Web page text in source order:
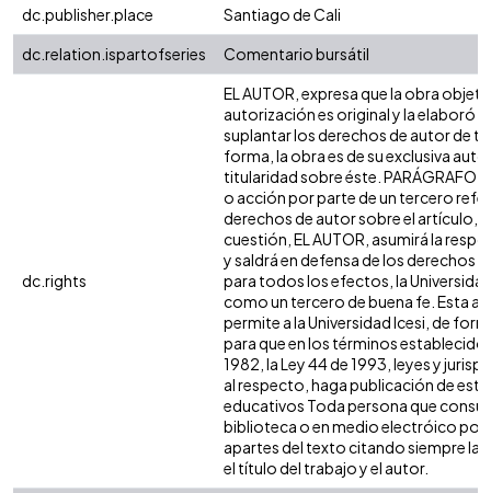
dc.publisher.place
Santiago de Cali
dc.relation.ispartofseries
Comentario bursátil
dc.rights
EL AUTOR, expresa que la obra
autorización es original y la elaboró
suplantar los derechos de autor de
forma, la obra es de su exclusiva
titularidad sobre éste. PARÁGRAFO:
o acción por parte de un tercero
derechos de autor sobre el artículo,
cuestión, EL AUTOR, asumirá la
y saldrá en defensa de los derechos
para todos los efectos, la
como un tercero de buena fe. Esta
permite a la Universidad Icesi, de
para que en los términos
1982, la Ley 44 de 1993, leyes y
al respecto, haga publicación de
educativos Toda persona que
biblioteca o en medio electróico
apartes del texto citando siempre la
el título del trabajo y el autor.